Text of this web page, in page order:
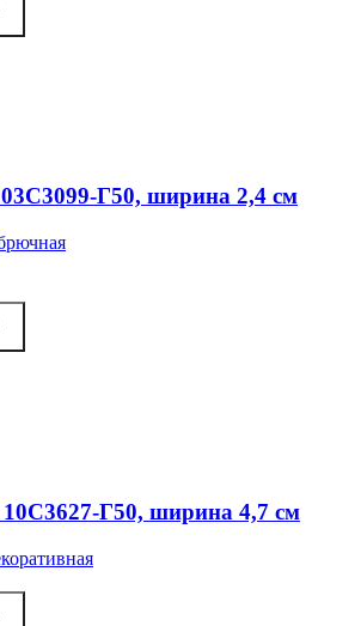
Г50, ширина 2,4 см
10С3627-Г50, ширина 4,7 см